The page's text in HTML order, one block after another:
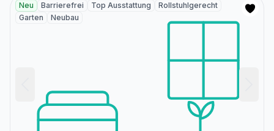
Neu Barrierefrei Top Ausstattung
Rollstuhlgerecht
Garten
Neubau